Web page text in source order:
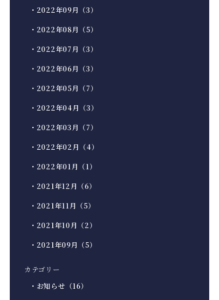
・2022年09月（3）
・2022年08月（5）
・2022年07月（3）
・2022年06月（3）
・2022年05月（7）
・2022年04月（3）
・2022年03月（7）
・2022年02月（4）
・2022年01月（1）
・2021年12月（6）
・2021年11月（5）
・2021年10月（2）
・2021年09月（5）
カテゴリー
・お知らせ（16）